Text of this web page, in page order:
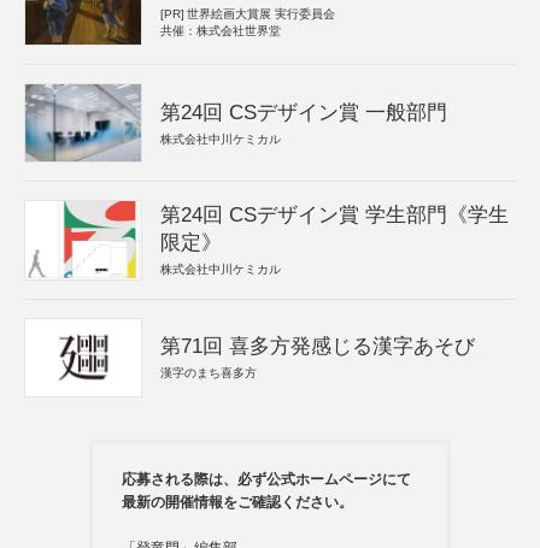
[PR] 世界絵画大賞展 実行委員会
共催：株式会社世界堂
第24回 CSデザイン賞 一般部門
株式会社中川ケミカル
第24回 CSデザイン賞 学生部門《学生
限定》
株式会社中川ケミカル
第71回 喜多方発感じる漢字あそび
漢字のまち喜多方
応募される際は、必ず公式ホームページにて
最新の開催情報をご確認ください。